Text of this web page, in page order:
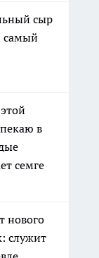
сыр
самый
в
семге
нового
служит